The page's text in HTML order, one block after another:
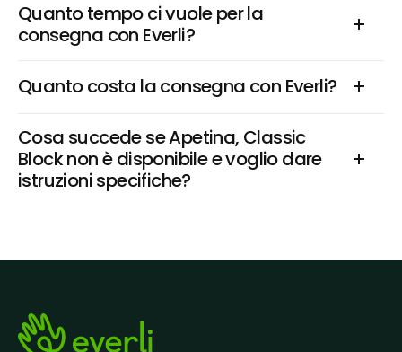
Quanto tempo ci vuole per la
consegna con Everli?
Quanto costa la consegna con Everli?
Cosa succede se Apetina, Classic
Block non è disponibile e voglio dare
istruzioni specifiche?